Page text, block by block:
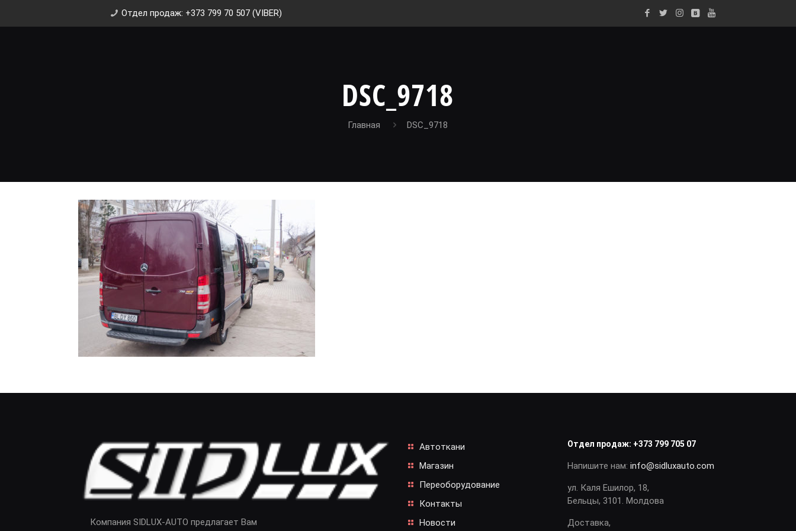
Отдел продаж: +373 799 70 507 (VIBER)
DSC_9718
Главная DSC_9718
Компания SIDLUX-AUTO предлагает Вам
Автоткани
Магазин
Переоборудование
Контакты
Новости
Отдел продаж: +373 799 705 07
Напишите нам:info@sidluxauto.com
ул. Каля Ешилор, 18,
Бельцы, 3101. Молдова
Доставка,